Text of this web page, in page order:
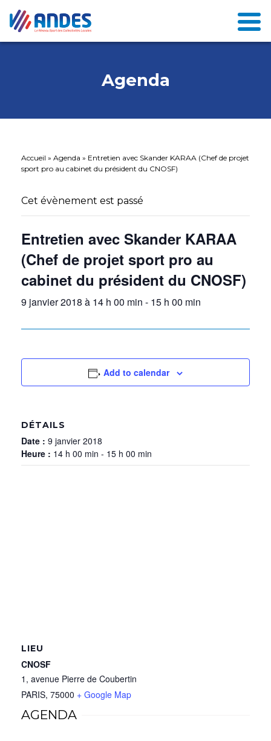
Agenda
Accueil » Agenda » Entretien avec Skander KARAA (Chef de projet
sport pro au cabinet du président du CNOSF)
Cet évènement est passé
Entretien avec Skander KARAA
(Chef de projet sport pro au
cabinet du président du CNOSF)
9 janvier 2018 à 14 h 00 min - 15 h 00 min
Add to calendar
DÉTAILS
Date : 9 janvier 2018
Heure : 14 h 00 min - 15 h 00 min
LIEU
CNOSF
1, avenue Pierre de Coubertin
PARIS, 75000 + Google Map
AGENDA